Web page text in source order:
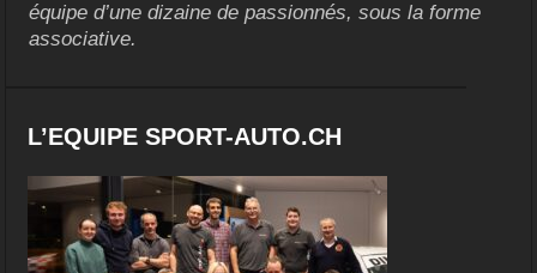
équipe d’une dizaine de passionnés, sous la forme
associative.
L’EQUIPE SPORT-AUTO.CH